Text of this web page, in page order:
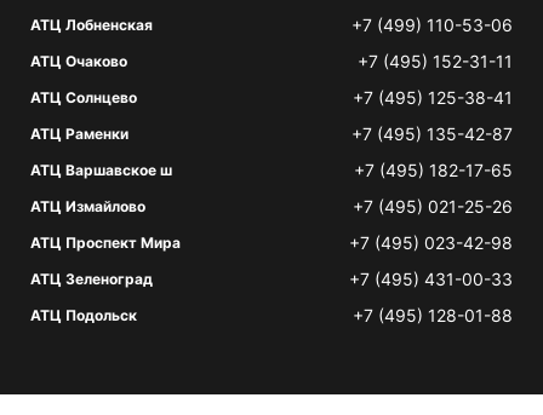
АТЦ Лобненская +7 (499) 110-53-06
АТЦ Очаково +7 (495) 152-31-11
АТЦ Солнцево +7 (495) 125-38-41
АТЦ Раменки +7 (495) 135-42-87
АТЦ Варшавское ш +7 (495) 182-17-65
АТЦ Измайлово +7 (495) 021-25-26
АТЦ Проспект Мира +7 (495) 023-42-98
АТЦ Зеленоград +7 (495) 431-00-33
АТЦ Подольск +7 (495) 128-01-88